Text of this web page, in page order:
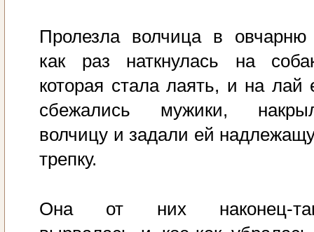
Пролезла волчица в
как раз наткнулась на
которая стала лаять, и на лай
сбежались мужики,
волчицу и задали ей
трепку.
Она от них наконец-